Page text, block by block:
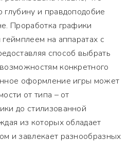
глубину и правдоподобие
Проработка графики
на аппаратах с
способ выбрать
конкретного
оформление игры может
от типа – от
до стилизованной
из которых обладает
и завлекает разнообразных